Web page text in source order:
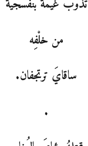
تذوبُ غيمةٌ بنفسجيّةٌ
من خلْفِه
ساقايَ ترتجفان.
.